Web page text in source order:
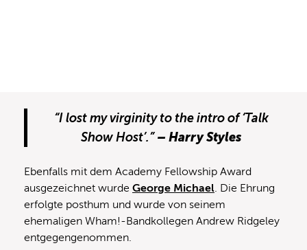
“I lost my virginity to the intro of ‘Talk
Show Host’.”– Harry Styles
Ebenfalls mit dem Academy Fellowship Award
ausgezeichnet wurde George Michael. Die Ehrung
erfolgte posthum und wurde von seinem
ehemaligen Wham!-Bandkollegen Andrew Ridgeley
entgegengenommen.